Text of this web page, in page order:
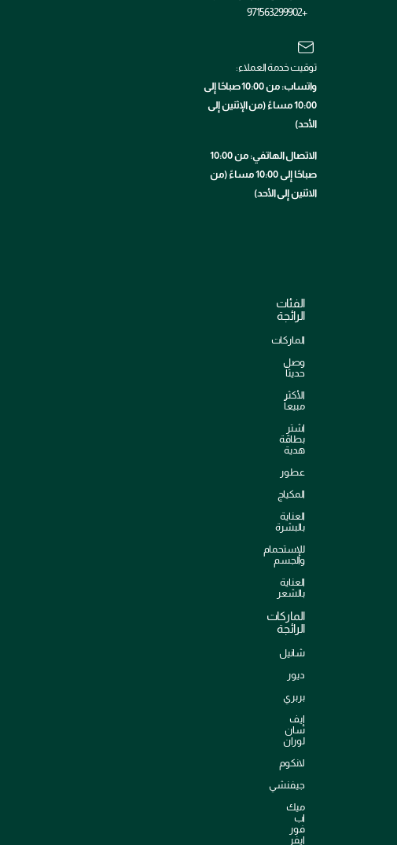
+971563299902
توقيت خدمة العملاء:
واتساب: من 10:00 صباحًا إلى
10:00 مساءً (من الإثنين إلى
الأحد)
الاتصال الهاتفي: من 10:00
صباحًا إلى 10:00 مساءً (من
الاثنين إلى الأحد)
الفئات
الرائجة
الماركات
وصل
حديثاً
الأكثر
مبيعاً
اشترِ
بطاقة
هدية
عطور
المكياج
العناية
بالبشرة
للإستحمام
والجسم
العناية
بالشعر
الماركات
الرائجة
شانيل
ديور
بربري
إيف
سان
لوران
لانكوم
جيفنشي
ميك
اب
فور
ايفر